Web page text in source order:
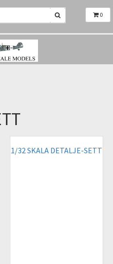
0
1/32 SKALA DETALJE-SETT